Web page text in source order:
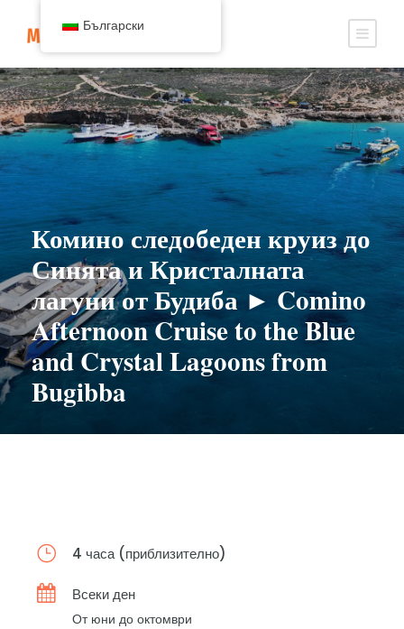
Комино следобеден круиз до
Синята и Кристалната
лагуни от Будиба ► Comino
Afternoon Cruise to the Blue
and Crystal Lagoons from
Bugibba
4 часа (приблизително)
Всеки ден
От юни до октомври
Български